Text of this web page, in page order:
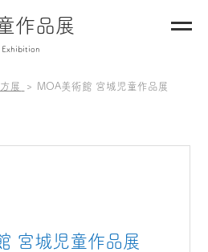
作品展
展 MOA美術館 宮城児童作品展
宮城児童作品展